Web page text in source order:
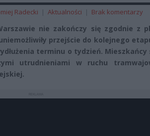
Radecki | Aktualności | Brak komentarzy
nie zakończy się zgodnie z
przejście do kolejnego
terminu o tydzień.
utrudnieniami w ruchu